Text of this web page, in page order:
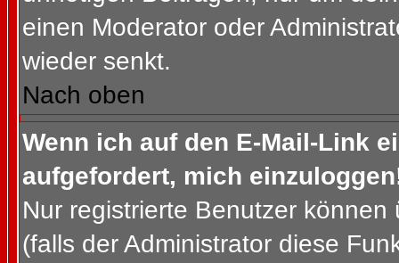
einen Moderator oder
wieder senkt.
Nach oben
Wenn ich auf den E-Mail-Link
aufgefordert, mich
Nur registrierte Benutzer
(falls der Administrator diese